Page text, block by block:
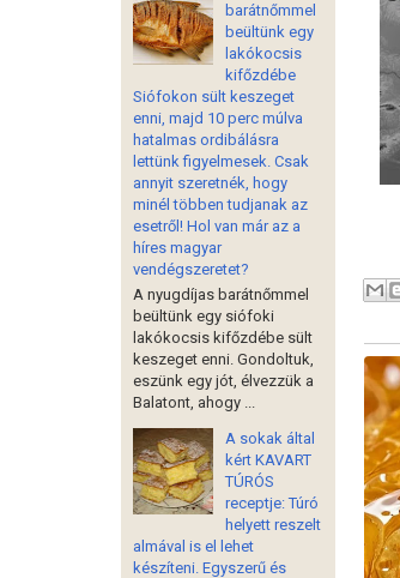
barátnőmmel
beültünk egy
lakókocsis
kifőzdébe
Siófokon sült keszeget
enni, majd 10 perc múlva
hatalmas ordibálásra
lettünk figyelmesek. Csak
annyit szeretnék, hogy
minél többen tudjanak az
esetről! Hol van már az a
híres magyar
vendégszeretet?
A nyugdíjas barátnőmmel
beültünk egy siófoki
lakókocsis kifőzdébe sült
keszeget enni. Gondoltuk,
eszünk egy jót, élvezzük a
Balatont, ahogy ...
A sokak által
kért KAVART
TÚRÓS
receptje: Túró
helyett reszelt
almával is el lehet
készíteni. Egyszerű és